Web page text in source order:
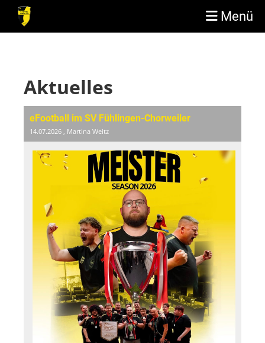
Menü
Aktuelles
eFootball im SV Fühlingen-Chorweiler
14.07.2026 , Martina Weitz